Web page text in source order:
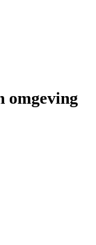
omgeving